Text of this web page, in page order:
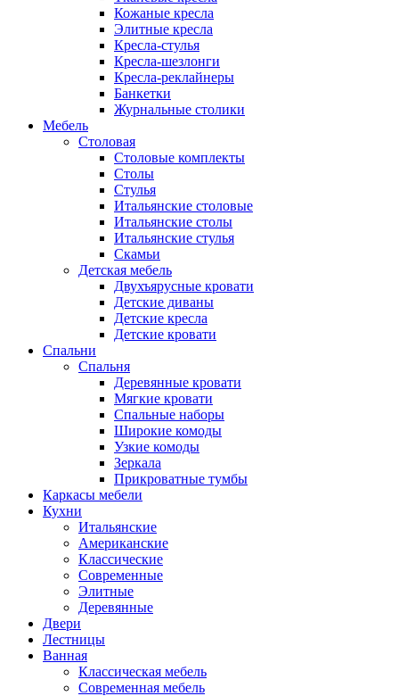
Кожаные кресла
Элитные кресла
Кресла-стулья
Кресла-шезлонги
Кресла-реклайнеры
Банкетки
Журнальные столики
Мебель
Столовая
Столовые комплекты
Столы
Стулья
Итальянские столовые
Итальянские столы
Итальянские стулья
Скамьи
Детская мебель
Двухъярусные кровати
Детские диваны
Детские кресла
Детские кровати
Спальни
Спальня
Деревянные кровати
Мягкие кровати
Спальные наборы
Широкие комоды
Узкие комоды
Зеркала
Прикроватные тумбы
Каркасы мебели
Кухни
Итальянские
Американские
Классические
Современные
Элитные
Деревянные
Двери
Лестницы
Ванная
Классическая мебель
Современная мебель